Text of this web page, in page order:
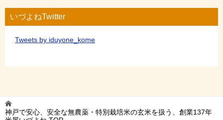
いづよねTwitter
Tweets by iduyone_kome
神戸で安心、安全な無農薬・特別栽培米の玄米を扱う、創業137年